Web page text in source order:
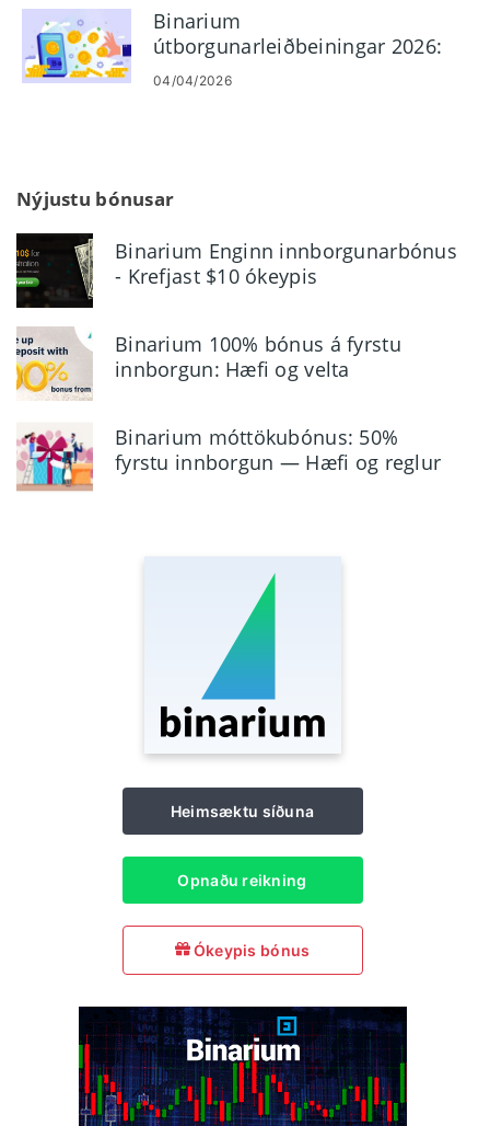
Binarium
útborgunarleiðbeiningar 2026:
Hvernig á að taka út fé á
öruggan hátt
04/04/2026
Nýjustu bónusar
Binarium Enginn innborgunarbónus
- Krefjast $10 ókeypis
Binarium 100% bónus á fyrstu
innborgun: Hæfi og velta
Binarium móttökubónus: 50%
fyrstu innborgun — Hæfi og reglur
Heimsæktu síðuna
Opnaðu reikning
Ókeypis bónus